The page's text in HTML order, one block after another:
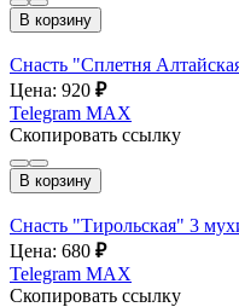
В корзину
Снасть "Сплетня
Цена: 920 ₽
Telegram MAX
Скопировать ссылку
В корзину
Снасть "Тирольская" 3
Цена: 680 ₽
Telegram MAX
Скопировать ссылку